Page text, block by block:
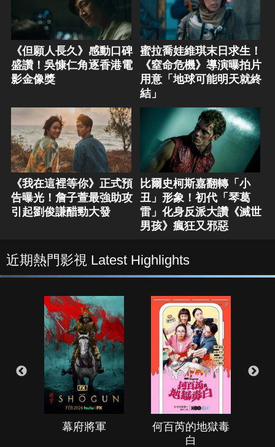
《但願人長久》感動口碑
盛讚！吳慷仁角逐香港電
影金像獎
蜜拉喬娃維琪末日求生！
《窒命危機》導演曝拍片
用意「地球可能明天就終
結」
《我在這裡等你》正式預
告曝光！詹子萱最強助攻
引起劉俊謙醋勁大發
比爾史柯斯嘉翻轉「小
丑」形象！初代「琴葛
雷」化身反派大讚《滅世
男孩》瘋狂又邪惡
近期熱門影視 Latest Highlights
幕府將軍
何百芮的地獄毒
白